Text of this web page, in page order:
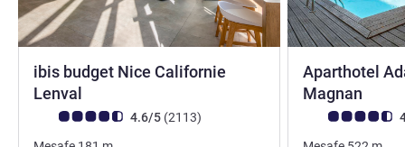
ibis budget Nice Californie
Lenval
Avis müşterileri puanı (ALL Puanlama)
4.6/5 (2113görüş
)
Aparthotel
Magnan
Avis müşterileri